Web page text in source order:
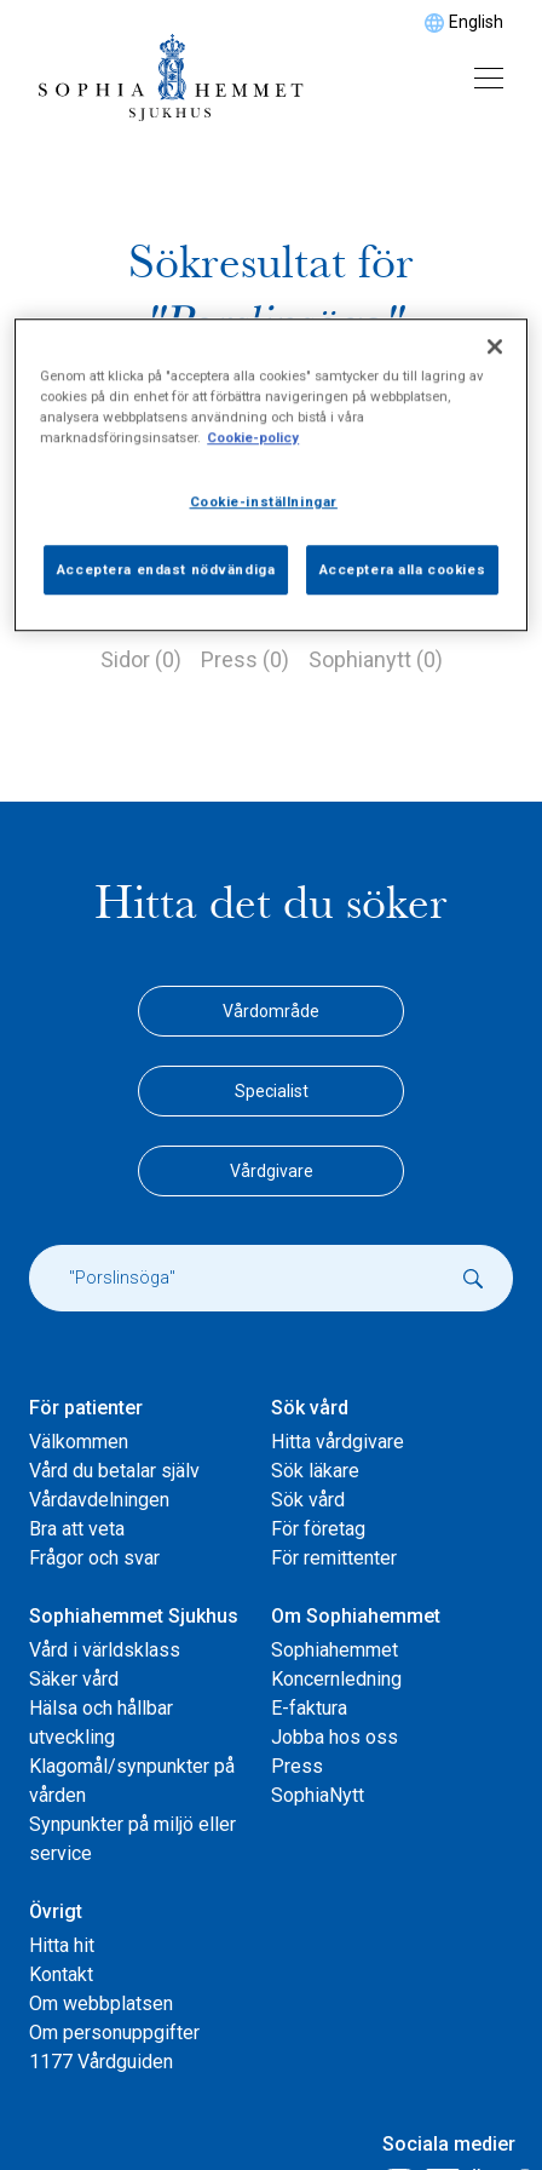
English
Sökresultat för
"Porslinsöga"
Sidor (0) Press (0) Sophianytt (0)
Hitta det du söker
Vårdområde
Specialist
Vårdgivare
För patienter
Välkommen
Vård du betalar själv
Vårdavdelningen
Bra att veta
Frågor och svar
Sök vård
Hitta vårdgivare
Sök läkare
Sök vård
För företag
För remittenter
Sophiahemmet Sjukhus
Vård i världsklass
Säker vård
Hälsa och hållbar
utveckling
Klagomål/synpunkter på
vården
Synpunkter på miljö eller
service
Om Sophiahemmet
Sophiahemmet
Koncernledning
E-faktura
Jobba hos oss
Press
SophiaNytt
Övrigt
Hitta hit
Kontakt
Om webbplatsen
Om personuppgifter
1177 Vårdguiden
Sociala medier
Genom att klicka på "acceptera alla cookies" samtycker du till lagring av
cookies på din enhet för att förbättra navigeringen på webbplatsen,
analysera webbplatsens användning och bistå i våra
marknadsföringsinsatser. Cookie-policy
Cookie-inställningar
Acceptera endast nödvändiga Acceptera alla cookies